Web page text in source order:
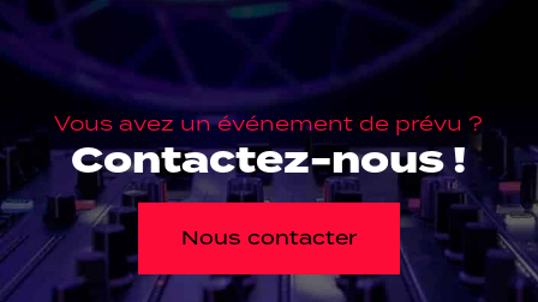
Vous avez un événement de prévu ?
Contactez-nous !
Nous contacter